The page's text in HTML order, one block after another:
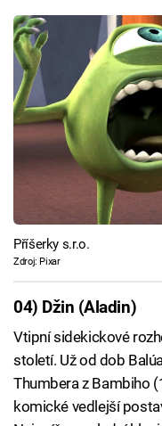
Příšerky s.r.o.
Zdroj: Pixar
04) Džin (Aladin)
Vtipní sidekickové
století. Už od dob
Thumbera z Bambiho
komické vedlejší